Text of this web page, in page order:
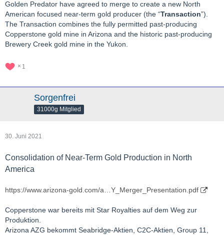
Golden Predator have agreed to merge to create a new North
American focused near-term gold producer (the “Transaction”).
The Transaction combines the fully permitted past-producing
Copperstone gold mine in Arizona and the historic past-producing
Brewery Creek gold mine in the Yukon.
1
Sorgenfrei
31000g Mitglied
30. Juni 2021
Consolidation of Near-Term Gold Production in North
America
https://www.arizona-gold.com/a…Y_Merger_Presentation.pdf
Copperstone war bereits mit Star Royalties auf dem Weg zur
Produktion.
Arizona AZG bekommt Seabridge-Aktien, C2C-Aktien, Group 11,